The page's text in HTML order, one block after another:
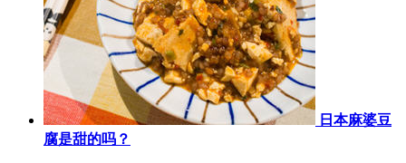
日本麻婆豆
腐是甜的吗？